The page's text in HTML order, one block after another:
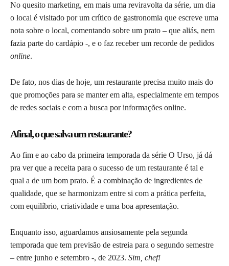
No quesito marketing, em mais uma reviravolta da série, um dia
o local é visitado por um crítico de gastronomia que escreve uma
nota sobre o local, comentando sobre um prato – que aliás, nem
fazia parte do cardápio -, e o faz receber um recorde de pedidos
online.
De fato, nos dias de hoje, um restaurante precisa muito mais do
que promoções para se manter em alta, especialmente em tempos
de redes sociais e com a busca por informações online.
Afinal, o que salva um restaurante?
Ao fim e ao cabo da primeira temporada da série O Urso, já dá
pra ver que a receita para o sucesso de um restaurante é tal e
qual a de um bom prato. É a combinação de ingredientes de
qualidade, que se harmonizam entre si com a prática perfeita,
com equilíbrio, criatividade e uma boa apresentação.
Enquanto isso, aguardamos ansiosamente pela segunda
temporada que tem previsão de estreia para o segundo semestre
– entre junho e setembro -, de 2023. Sim, chef!